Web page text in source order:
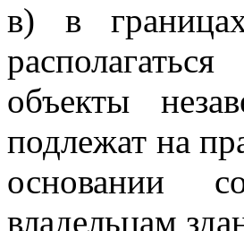
в) в
объекты
подлежат на
основании
владельцам